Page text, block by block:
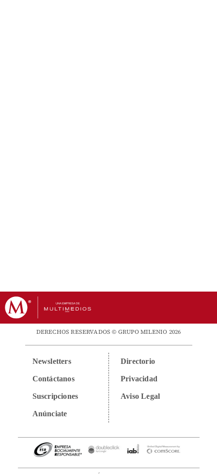
DERECHOS RESERVADOS © GRUPO MILENIO 2026
Newsletters
Contáctanos
Suscripciones
Anúnciate
Directorio
Privacidad
Aviso Legal